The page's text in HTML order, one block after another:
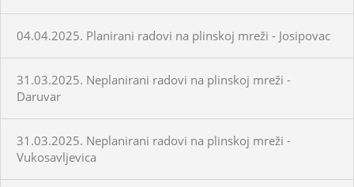
04.04.2025. Planirani radovi na plinskoj mreži - Josipovac
31.03.2025. Neplanirani radovi na plinskoj mreži -
Daruvar
31.03.2025. Neplanirani radovi na plinskoj mreži -
Vukosavljevica